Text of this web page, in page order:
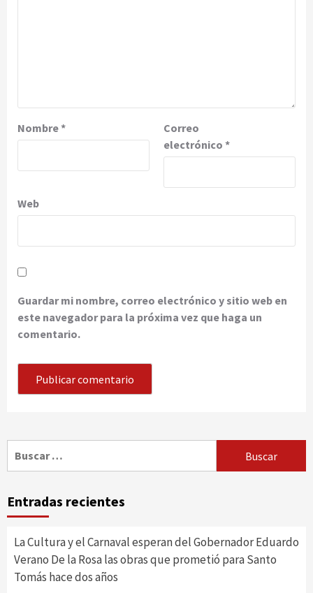
Nombre*
Correo
electrónico *
Web
Guardar mi nombre, correo electrónico y sitio web en
este navegador para la próxima vez que haga un
comentario.
Entradas recientes
La Cultura y el Carnaval esperan del Gobernador Eduardo
Verano De la Rosa las obras que prometió para Santo
Tomás hace dos años